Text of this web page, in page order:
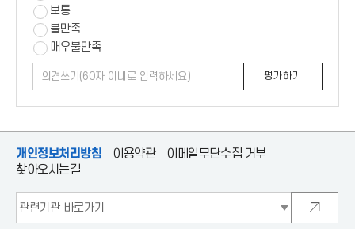
보통
불만족
매우불만족
의
쓰
평
하
평가하기
개인정보처리방침 이용약관
이메일무단수집 거부
찾아오시는길
관
련
새
창